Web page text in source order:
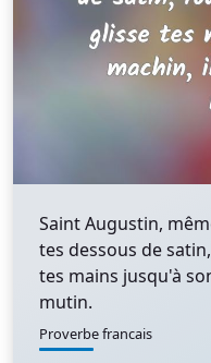
Saint Augustin,
tes dessous de
tes mains jusqu'à
mutin.
Proverbe francais